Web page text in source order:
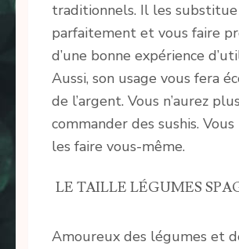
traditionnels. Il les substitue
parfaitement et vous faire
d’une bonne expérience
Aussi, son usage vous fera
de l’argent. Vous n’aurez
commander des sushis.
les faire vous-même.
LE TAILLE LÉGUMES
Amoureux des légumes et